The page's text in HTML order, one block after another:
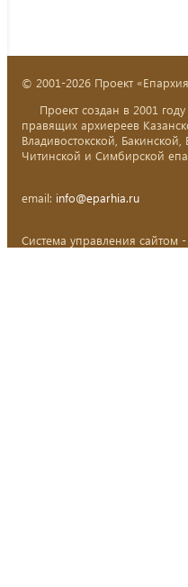
© 2001-2026 Проект
Проект создан в 2001 году
правящих архиереев
Владивостокской, Бакинской,
Читинской и Симбирской
email: info@eparhia.ru
Система управления сайтом